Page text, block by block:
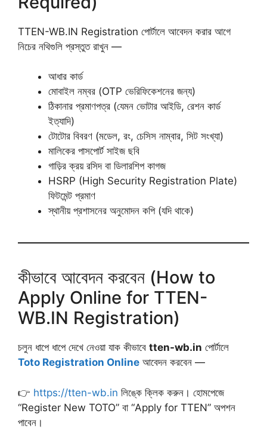
TTEN-WB.IN Registration পোর্টালে আবেদন করার আগে
নিচের নথিগুলি প্রস্তুত রাখুন —
আধার কার্ড
মোবাইল নম্বর (OTP ভেরিফিকেশনের জন্য)
ঠিকানার প্রমাণপত্র (যেমন ভোটার আইডি, রেশন কার্ড
ইত্যাদি)
টোটোর বিবরণ (মডেল, রং, চেসিস নাম্বার, সিট সংখ্যা)
মালিকের পাসপোর্ট সাইজ ছবি
গাড়ির ক্রয় রসিদ বা ডিলারশিপ কাগজ
HSRP (High Security Registration Plate)
ফিটমেন্ট প্রমাণ
স্থানীয় প্রশাসনের অনুমোদন কপি (যদি থাকে)
কীভাবে আবেদন করবেন (How to
Apply Online for TTEN-
WB.IN Registration)
চলুন ধাপে ধাপে দেখে নেওয়া যাক কীভাবে tten-wb.in পোর্টালে
Toto Registration Online আবেদন করবেন —
👉 https://tten-wb.in লিঙ্কে ক্লিক করুন। হোমপেজে
“Register New TOTO” বা “Apply for TTEN” অপশন
পাবেন।